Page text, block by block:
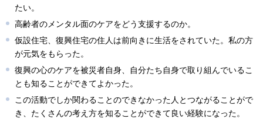
たい。
高齢者のメンタル面のケアをどう支援するのか。
仮設住宅、復興住宅の住人は前向きに生活をされていた。私の方
が元気をもらった。
復興の心のケアを被災者自身、自分たち自身で取り組んでいるこ
とも知ることができてよかった。
この活動でしか関わることのできなかった人とつながることがで
き、たくさんの考え方を知ることができて良い経験になった。